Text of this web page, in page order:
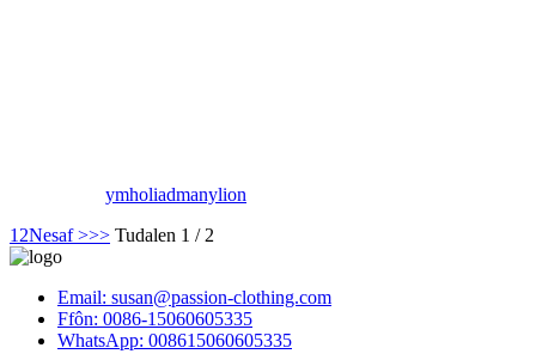
ymholiadmanylion
1 2Nesaf >>> Tudalen 1 / 2
Email: susan@passion-clothing.com
Ffôn: 0086-15060605335
WhatsApp: 008615060605335